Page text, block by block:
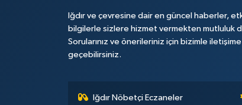
Iğdır ve çevresine dair en güncel haberler,
bilgilerle sizlere hizmet vermekten mutluluk
Sorularınız ve önerileriniz için bizimle iletişime
geçebilirsiniz.
Iğdır Nöbetçi Eczaneler